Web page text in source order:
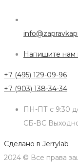
Напишите нам
+7 (495) 129-09-96
+7 (903) 138-34-34
ПН-ПТ с 9:30
СБ-ВС
Сделано в Jerrylab
2024 © Все права